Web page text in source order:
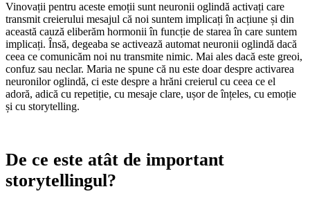
Vinovații pentru aceste emoții sunt neuronii oglindă activați care
transmit creierului mesajul că noi suntem implicați în acțiune și din
această cauză eliberăm hormonii în funcție de starea în care suntem
implicați. Însă, degeaba se activează automat neuronii oglindă dacă
ceea ce comunicăm noi nu transmite nimic. Mai ales dacă este greoi,
confuz sau neclar. Maria ne spune că nu este doar despre activarea
neuronilor oglindă, ci este despre a hrăni creierul cu ceea ce el
adoră, adică cu repetiție, cu mesaje clare, ușor de înțeles, cu emoție
și cu storytelling.
De ce este atât de important
storytellingul?